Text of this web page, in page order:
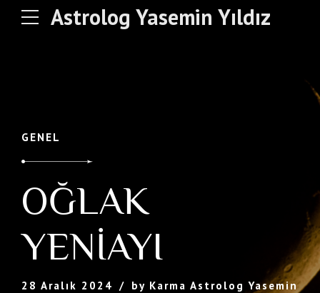
Astrolog Yasemin Yıldız
GENEL
OĞLAK
YENİAYI
28 Aralık 2024
by Karma Astrolog Yasemin